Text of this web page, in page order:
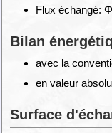
Flux échangé: Φ
Bilan
avec la
en valeur
Surface